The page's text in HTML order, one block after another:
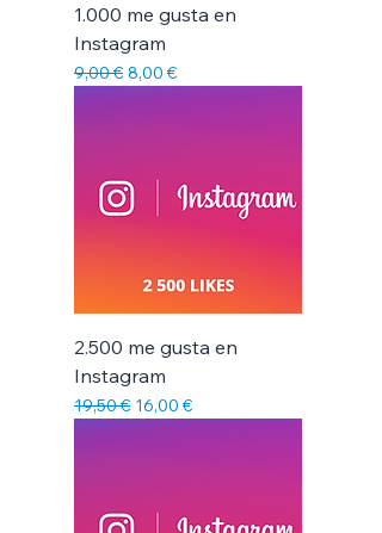
1.000 me gusta en
Instagram
Precio
9,00 € Precio de oferta
8,00 €
2.500 me gusta en
Instagram
Precio
19,50 € Precio de oferta
16,00 €